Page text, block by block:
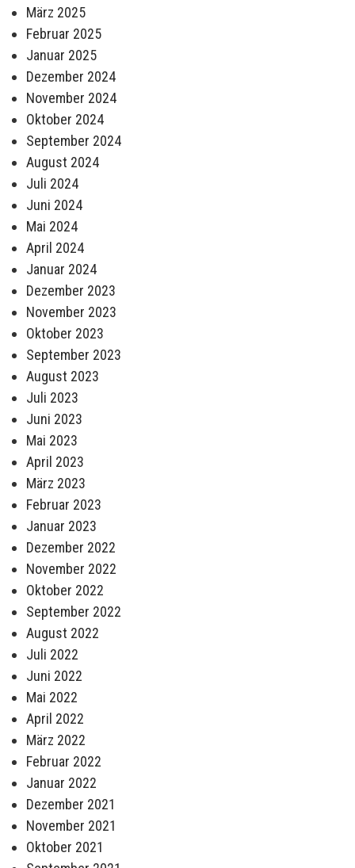
März 2025
Februar 2025
Januar 2025
Dezember 2024
November 2024
Oktober 2024
September 2024
August 2024
Juli 2024
Juni 2024
Mai 2024
April 2024
Januar 2024
Dezember 2023
November 2023
Oktober 2023
September 2023
August 2023
Juli 2023
Juni 2023
Mai 2023
April 2023
März 2023
Februar 2023
Januar 2023
Dezember 2022
November 2022
Oktober 2022
September 2022
August 2022
Juli 2022
Juni 2022
Mai 2022
April 2022
März 2022
Februar 2022
Januar 2022
Dezember 2021
November 2021
Oktober 2021